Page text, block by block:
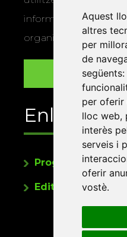
Aquest
altres
per
de
següents:
per oferir
lloc web,
interès
serveis i
oferir
vostè.
informació sobre els
organitza la Xarxa
Enllaços
Programa de
Editorials